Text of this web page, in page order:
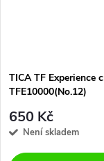
TICA TF Experience
TFE10000(No.12)
650 Kč
Není skladem